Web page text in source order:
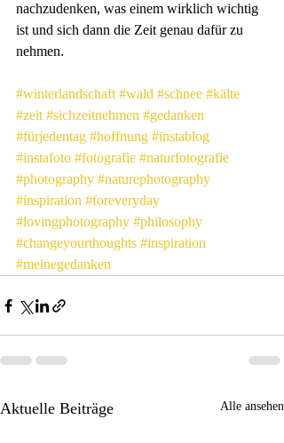
nachzudenken, was einem wirklich wichtig
ist und sich dann die Zeit genau dafür zu
nehmen.
#winterlandschaft #wald #schnee #kälte
#zeit #sichzeitnehmen #gedanken
#fürjedentag #hoffnung #instablog
#instafoto #fotografie #naturfotografie
#photography #naturephotography
#inspiration #foreveryday
#lovingphotography #philosophy
#changeyourthoughts #inspiration
#meinegedanken
Aktuelle Beiträge Alle ansehen